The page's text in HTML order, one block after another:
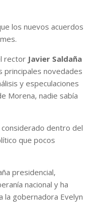
los nuevos acuerdos
rector Javier Saldaña
principales novedades
y especulaciones
Morena, nadie sabía
dentro del
que pocos
presidencial,
nacional y ha
la gobernadora Evelyn